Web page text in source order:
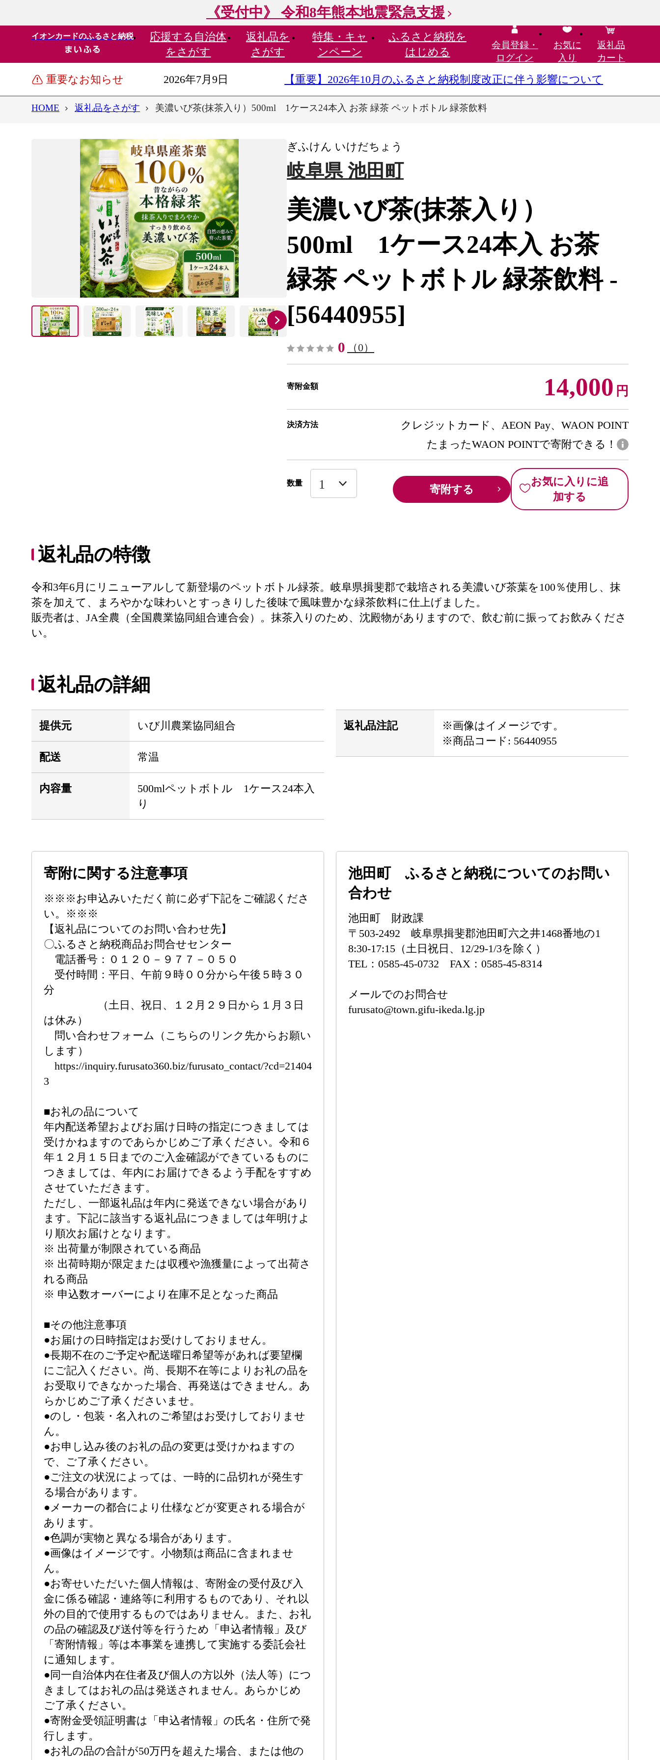
《受付中》 令和8年熊本地震緊急支援
イオンカードのふるさと納税 応援する 自治体
をさがす
返礼品を
さがす
特集・ キャ
ンペーン
ふるさと納税を
はじめる
会員登録・
ログイン
お気に
入り
返礼品
カート
重要なお知らせ 2026年7月9日 【重要】2026年10月のふるさと納税制度改正に伴う影響について
HOME 返礼品をさがす 美濃いび茶(抹茶入り）500ml 1ケース24本入 お茶 緑茶 ペットボトル 緑茶飲料
ぎふけん いけだちょう
岐阜県 池田町
美濃いび茶(抹茶入り）
500ml 1ケース24本入 お茶
緑茶 ペットボトル 緑茶飲料 -
[56440955]
0 （0）
寄附金額 14,000 円
決済方法
クレジットカード、AEON Pay、WAON POINT
たまったWAON POINTで寄附できる！
数量 寄附する
お気に入りに追
加する
返礼品の特徴
令和3年6月にリニューアルして新登場のペットボトル緑茶。岐阜県揖斐郡で栽培される美濃いび茶葉を100％使用し、抹
茶を加えて、まろやかな味わいとすっきりした後味で風味豊かな緑茶飲料に仕上げました。
販売者は、JA全農（全国農業協同組合連合会）。抹茶入りのため、沈殿物がありますので、飲む前に振ってお飲みくださ
い。
返礼品の詳細
提供元 いび川農業協同組合
配送 常温
内容量
500mlペットボトル 1ケース24本入
り
返礼品注記
※画像はイメージです。
※商品コード: 56440955
寄附に関する注意事項
※※※お申込みいただく前に必ず下記をご確認くださ
い。※※※
【返礼品についてのお問い合わせ先】
〇ふるさと納税商品お問合せセンター
電話番号：０１２０－９７７－０５０
受付時間：平日、午前９時００分から午後５時３０
分
（土日、祝日、１２月２９日から１月３日
は休み）
問い合わせフォーム（こちらのリンク先からお願い
します）
https://inquiry.furusato360.biz/furusato_contact/?cd=21404
3
■お礼の品について
年内配送希望およびお届け日時の指定につきましては
受けかねますのであらかじめご了承ください。令和６
年１２月１５日までのご入金確認ができているものに
つきましては、年内にお届けできるよう手配をすすめ
させていただきます。
ただし、一部返礼品は年内に発送できない場合があり
ます。下記に該当する返礼品につきましては年明けよ
り順次お届けとなります。
※ 出荷量が制限されている商品
※ 出荷時期が限定または収穫や漁獲量によって出荷さ
れる商品
※ 申込数オーバーにより在庫不足となった商品
■その他注意事項
●お届けの日時指定はお受けしておりません。
●長期不在のご予定や配送曜日希望等があれば要望欄
にご記入ください。尚、長期不在等によりお礼の品を
お受取りできなかった場合、再発送はできません。あ
らかじめご了承くださいませ。
●のし・包装・名入れのご希望はお受けしておりませ
ん。
●お申し込み後のお礼の品の変更は受けかねますの
で、ご了承ください。
●ご注文の状況によっては、一時的に品切れが発生す
る場合があります。
●メーカーの都合により仕様などが変更される場合が
あります。
●色調が実物と異なる場合があります。
●画像はイメージです。小物類は商品に含まれませ
ん。
●お寄せいただいた個人情報は、寄附金の受付及び入
金に係る確認・連絡等に利用するものであり、それ以
外の目的で使用するものではありません。また、お礼
の品の確認及び送付等を行うため「申込者情報」及び
「寄附情報」等は本事業を連携して実施する委託会社
に通知します。
●同一自治体内在住者及び個人の方以外（法人等）につ
きましてはお礼の品は発送されません。あらかじめ
ご了承ください。
●寄附金受領証明書は「申込者情報」の氏名・住所で発
行します。
●お礼の品の合計が50万円を超えた場合、または他の
池田町 ふるさと納税についてのお問い
合わせ
池田町 財政課
〒503-2492 岐阜県揖斐郡池田町六之井1468番地の1
8:30-17:15（土日祝日、12/29-1/3を除く）
TEL：0585-45-0732 FAX：0585-45-8314
メールでのお問合せ
furusato@town.gifu-ikeda.lg.jp